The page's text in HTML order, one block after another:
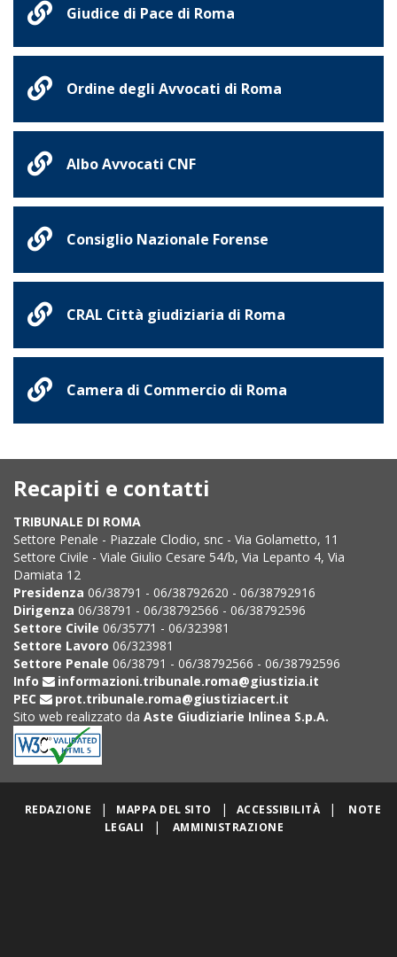
Giudice di Pace di Roma
Ordine degli Avvocati di Roma
Albo Avvocati CNF
Consiglio Nazionale Forense
CRAL Città giudiziaria di Roma
Camera di Commercio di Roma
Recapiti e contatti
TRIBUNALE DI ROMA
Settore Penale - Piazzale Clodio, snc - Via Golametto, 11
Settore Civile - Viale Giulio Cesare 54/b, Via Lepanto 4, Via
Damiata 12
Presidenza 06/38791 - 06/38792620 - 06/38792916
Dirigenza 06/38791 - 06/38792566 - 06/38792596
Settore Civile 06/35771 - 06/323981
Settore Lavoro 06/323981
Settore Penale 06/38791 - 06/38792566 - 06/38792596
Info
informazioni.tribunale.roma@giustizia.it
PEC
prot.tribunale.roma@giustiziacert.it
Sito web realizzato da Aste Giudiziarie Inlinea S.p.A.
REDAZIONE | MAPPA DEL SITO | ACCESSIBILITÀ |
NOTE
LEGALI
| AMMINISTRAZIONE